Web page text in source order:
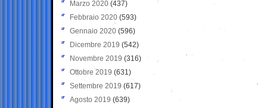
Marzo 2020 (437)
Febbraio 2020 (593)
Gennaio 2020 (596)
Dicembre 2019 (542)
Novembre 2019 (316)
Ottobre 2019 (631)
Settembre 2019 (617)
Agosto 2019 (639)